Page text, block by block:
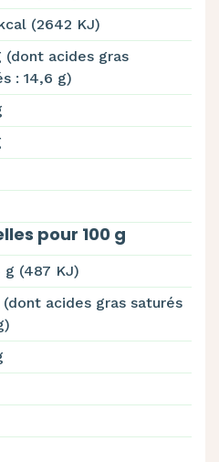
(2642 KJ)
(dont acides gras
: 14,6 g)
pour 100 g
g (487 KJ)
acides gras saturés